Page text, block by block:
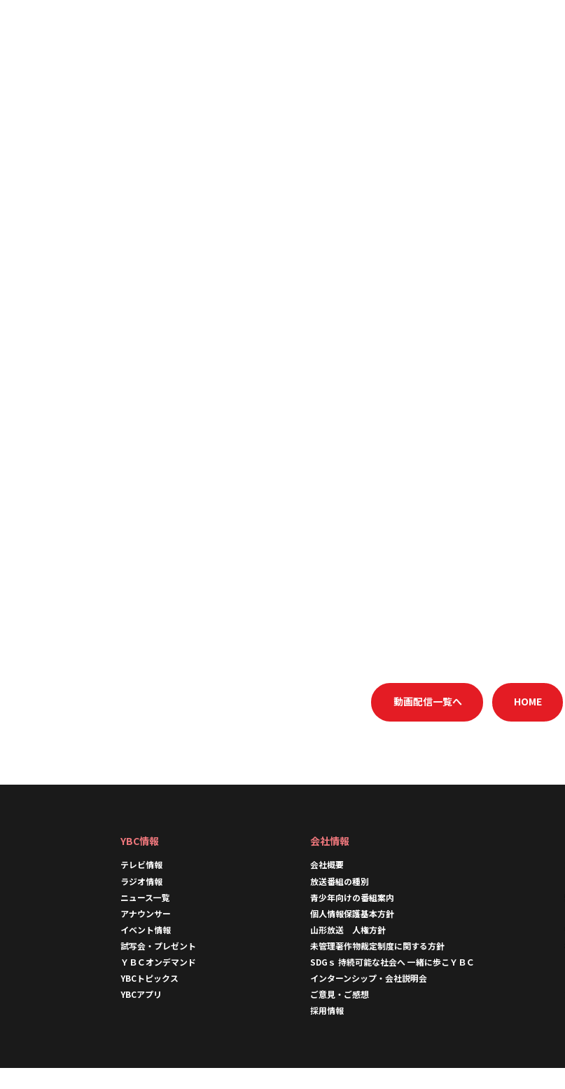
動画配信一覧へ HOME
YBC情報
テレビ情報
ラジオ情報
ニュース一覧
アナウンサー
イベント情報
試写会・プレゼント
ＹＢＣオンデマンド
YBCトピックス
YBCアプリ
会社情報
会社概要
放送番組の種別
青少年向けの番組案内
個人情報保護基本方針
山形放送 人権方針
未管理著作物裁定制度に関する方針
SDGｓ 持続可能な社会へ 一緒に歩こＹＢＣ
インターンシップ・会社説明会
ご意見・ご感想
採用情報